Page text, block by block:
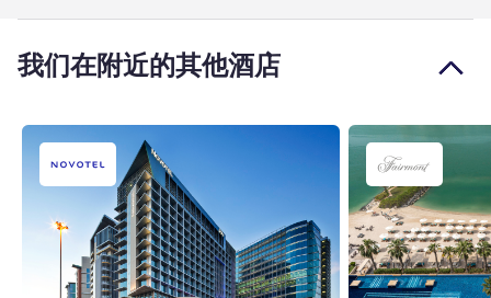
我们在附近的其他酒店